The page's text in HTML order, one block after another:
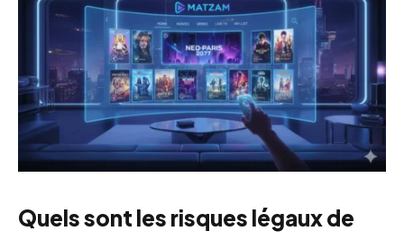
Quels sont les risques légaux de